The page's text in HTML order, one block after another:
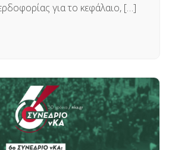
για το κεφάλαιο, […]